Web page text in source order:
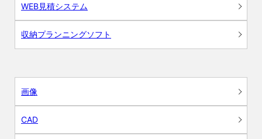
WEB見積システム
収納プランニングソフト
画像
CAD